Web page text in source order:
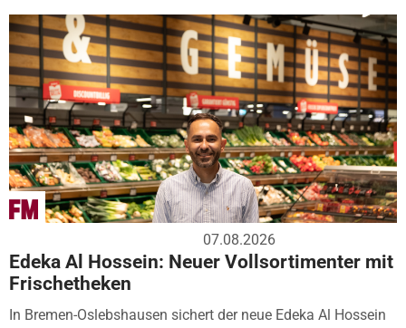
07.08.2026
Edeka Al Hossein: Neuer Vollsortimenter mit
Frischetheken
In Bremen-Oslebshausen sichert der neue Edeka Al Hossein